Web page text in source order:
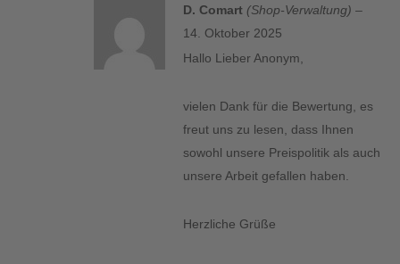
D. Comart (Shop-Verwaltung) –
14. Oktober 2025
Hallo Lieber Anonym,
vielen Dank für die Bewertung, es
freut uns zu lesen, dass Ihnen
sowohl unsere Preispolitik als auch
unsere Arbeit gefallen haben.
Herzliche Grüße